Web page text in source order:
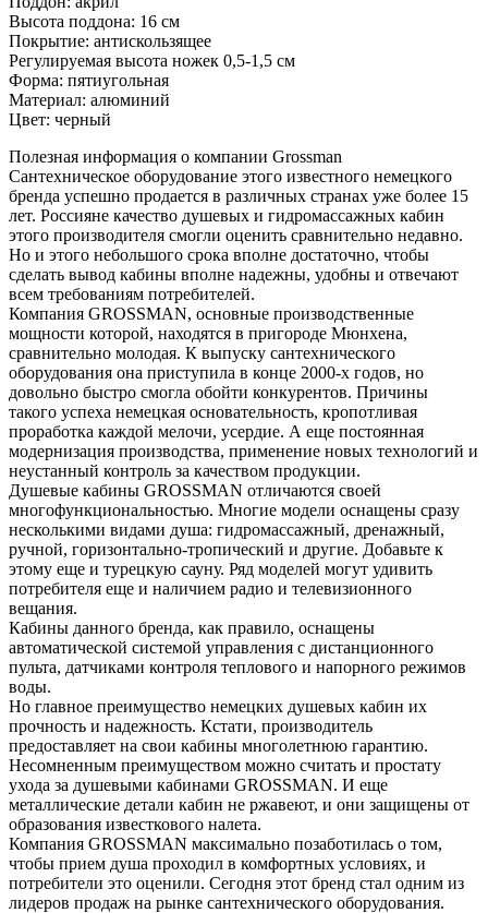
Высота поддона: 16 см
Покрытие: антискользящее
Регулируемая высота ножек 0,5-1,5 см
Форма: пятиугольная
Материал: алюминий
Цвет: черный
Полезная информация о компании Grossman
Сантехническое оборудование этого известного немецкого
бренда успешно продается в различных странах уже более 15
лет. Россияне качество душевых и гидромассажных кабин
этого производителя смогли оценить сравнительно недавно.
Но и этого небольшого срока вполне достаточно, чтобы
сделать вывод кабины вполне надежны, удобны и отвечают
всем требованиям потребителей.
Компания GROSSMAN, основные производственные
мощности которой, находятся в пригороде Мюнхена,
сравнительно молодая. К выпуску сантехнического
оборудования она приступила в конце 2000-х годов, но
довольно быстро смогла обойти конкурентов. Причины
такого успеха немецкая основательность, кропотливая
проработка каждой мелочи, усердие. А еще постоянная
модернизация производства, применение новых технологий и
неустанный контроль за качеством продукции.
Душевые кабины GROSSMAN отличаются своей
многофункциональностью. Многие модели оснащены сразу
несколькими видами душа: гидромассажный, дренажный,
ручной, горизонтально-тропический и другие. Добавьте к
этому еще и турецкую сауну. Ряд моделей могут удивить
потребителя еще и наличием радио и телевизионного
вещания.
Кабины данного бренда, как правило, оснащены
автоматической системой управления с дистанционного
пульта, датчиками контроля теплового и напорного режимов
воды.
Но главное преимущество немецких душевых кабин их
прочность и надежность. Кстати, производитель
предоставляет на свои кабины многолетнюю гарантию.
Несомненным преимуществом можно считать и простату
ухода за душевыми кабинами GROSSMAN. И еще
металлические детали кабин не ржавеют, и они защищены от
образования известкового налета.
Компания GROSSMAN максимально позаботилась о том,
чтобы прием душа проходил в комфортных условиях, и
потребители это оценили. Сегодня этот бренд стал одним из
лидеров продаж на рынке сантехнического оборудования.